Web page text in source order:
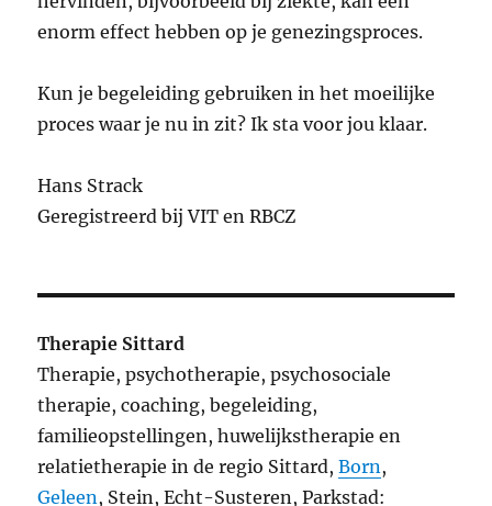
enorm effect hebben op je genezingsproces.
Kun je begeleiding gebruiken in het moeilijke
proces waar je nu in zit? Ik sta voor jou klaar.
Hans Strack
Geregistreerd bij VIT en RBCZ
Therapie Sittard
Therapie, psychotherapie, psychosociale
therapie, coaching, begeleiding,
familieopstellingen, huwelijkstherapie en
relatietherapie in de regio Sittard,Born ,
Geleen , Stein, Echt-Susteren, Parkstad: